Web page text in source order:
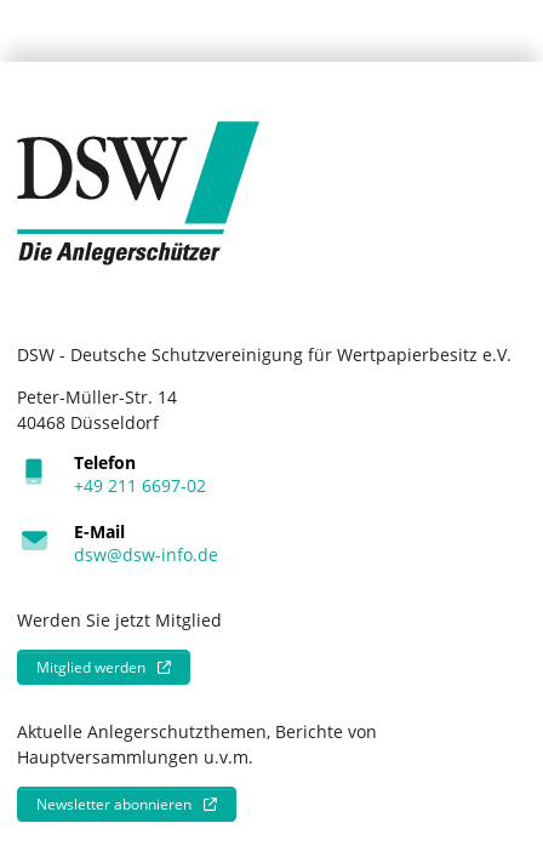
DSW - Deutsche Schutzvereinigung für Wertpapierbesitz e.V.
Peter-Müller-Str. 14
40468 Düsseldorf
Telefon
+49 211 6697-02
E-Mail
dsw@dsw-info.de
Werden Sie jetzt Mitglied
Mitglied werden
Aktuelle Anlegerschutzthemen, Berichte von
Hauptversammlungen u.v.m.
Newsletter abonnieren